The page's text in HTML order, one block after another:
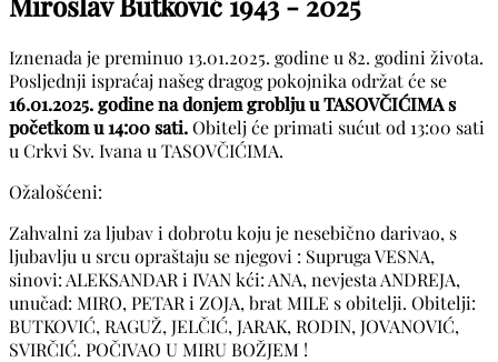
Iznenada je preminuo 13.01.2025. godine u 82. godini života.
Posljednji ispraćaj našeg dragog pokojnika održat će se
16.01.2025. godine na donjem groblju u TASOVČIĆIMA s
početkom u 14:00 sati.Obitelj će primati sućut od 13:00 sati
u Crkvi Sv. Ivana u TASOVČIĆIMA.
Ožalošćeni:
Zahvalni za ljubav i dobrotu koju je nesebično darivao, s
ljubavlju u srcu opraštaju se njegovi : Supruga VESNA,
sinovi: ALEKSANDAR i IVAN kći: ANA, nevjesta ANDREJA,
unučad: MIRO, PETAR i ZOJA, brat MILE s obitelji. Obitelji:
BUTKOVIĆ, RAGUŽ, JELČIĆ, JARAK, RODIN, JOVANOVIĆ,
SVIRČIĆ. POČIVAO U MIRU BOŽJEM !